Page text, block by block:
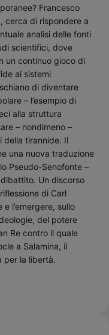
Francesco
cerca di rispondere a
analisi delle fonti
scientifici, dove
un continuo gioco di
di diventare
– l’esempio di
alla struttura
– nondimeno –
della tirannide. Il
una nuova traduzione
Pseudo-Senofonte –
discorso
di Carl
l’emergere, sullo
del potere
Re contro il quale
a Salamina, il
per la libertà.